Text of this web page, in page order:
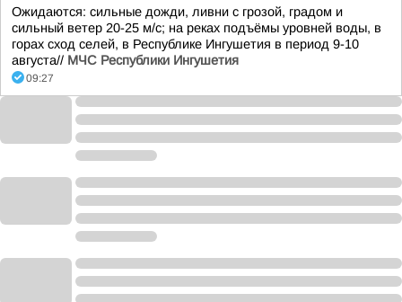
Ожидаются: сильные дожди, ливни с грозой, градом и
сильный ветер 20-25 м/с; на реках подъёмы уровней воды, в
горах сход селей, в Республике Ингушетия в период 9-10
августа// МЧС Республики Ингушетия
09:27